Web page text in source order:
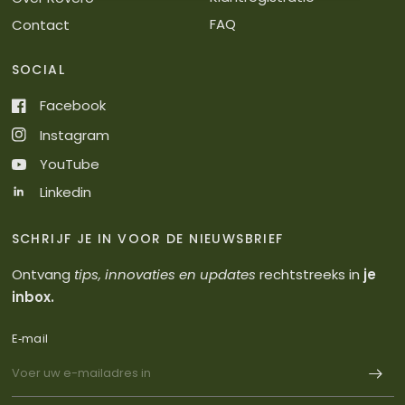
Contact
FAQ
SOCIAL
Facebook
Instagram
YouTube
Linkedin
SCHRIJF JE IN VOOR DE NIEUWSBRIEF
Ontvang tips, innovaties en updates rechtstreeks in je
inbox.
E‑mail